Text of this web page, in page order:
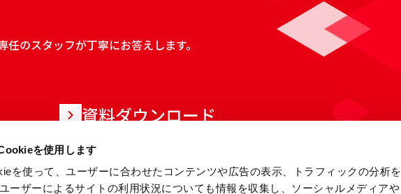
を使用します
を使って、ユーザーに合わせたコンテンツや広告の表示、トラフィックの分析を
ーザーによるサイトの利用状況についても情報を収集し、ソーシャルメディアや
のスタッフが丁寧にお答えします。
資料ダウンロード